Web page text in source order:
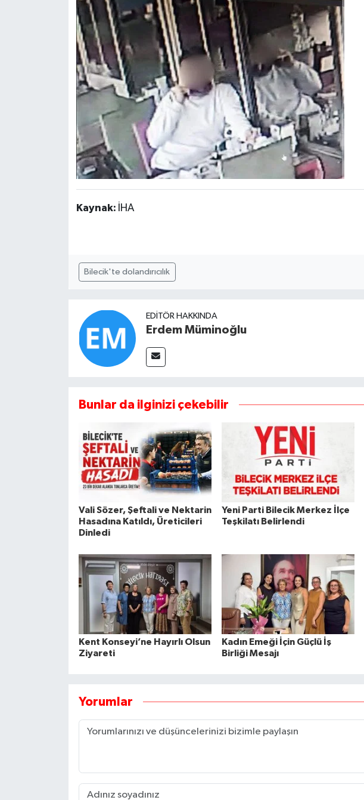
Kaynak: İHA
Bilecik'te dolandırıcılık
EDITÖR HAKKINDA
Erdem Müminoğlu
Bunlar da ilginizi çekebilir
Vali Sözer, Şeftali ve Nektarin
Hasadına Katıldı, Üreticileri
Dinledi
Yeni Parti Bilecik Merkez İlçe
Teşkilatı Belirlendi
Kent Konseyi’ne Hayırlı Olsun
Ziyareti
Kadın Emeği İçin Güçlü İş
Birliği Mesajı
Yorumlar